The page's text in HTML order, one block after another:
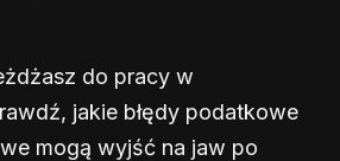
do pracy w
jakie błędy podatkowe
mogą wyjść na jaw po